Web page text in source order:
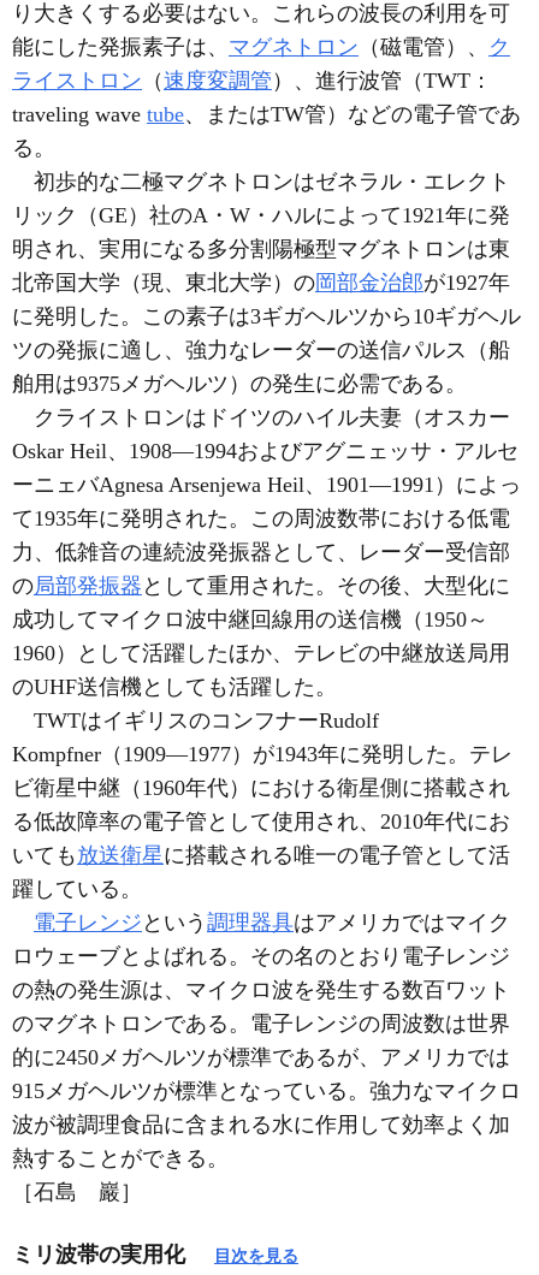
り大きくする必要はない。これらの波長の利用を可
能にした発振素子は、 マグネトロン （磁電管）、 ク
ライストロン （速度変調管 ）、進行波管（TWT：
traveling wave tube、またはTW管）などの電子管であ
る。
初歩的な二極マグネトロンはゼネラル・エレクト
リック（GE）社のA・W・ハルによって1921年に発
明され、実用になる多分割陽極型マグネトロンは東
北帝国大学（現、東北大学）の岡部金治郎が1927年
に発明した。この素子は3ギガヘルツから10ギガヘル
ツの発振に適し、強力なレーダーの送信パルス（船
舶用は9375メガヘルツ）の発生に必需である。
クライストロンはドイツのハイル夫妻（オスカー
Oskar Heil、1908―1994およびアグニェッサ・アルセ
ーニェバAgnesa Arsenjewa Heil、1901―1991）によっ
て1935年に発明された。この周波数帯における低電
力、低雑音の連続波発振器として、レーダー受信部
の局部発振器 として重用された。その後、大型化に
成功してマイクロ波中継回線用の送信機（1950～
1960）として活躍したほか、テレビの中継放送局用
のUHF送信機としても活躍した。
TWTはイギリスのコンフナーRudolf
Kompfner（1909―1977）が1943年に発明した。テレ
ビ衛星中継（1960年代）における衛星側に搭載され
る低故障率の電子管として使用され、2010年代にお
いても 放送衛星に搭載される唯一の電子管として活
躍している。
電子レンジ という 調理器具はアメリカではマイク
ロウェーブとよばれる。その名のとおり電子レンジ
の熱の発生源は、マイクロ波を発生する数百ワット
のマグネトロンである。電子レンジの周波数は世界
的に2450メガヘルツが標準であるが、アメリカでは
915メガヘルツが標準となっている。強力なマイクロ
波が被調理食品に含まれる水に作用して効率よく加
熱することができる。
［石島 巖］
ミリ波帯の実用化 目次を見る